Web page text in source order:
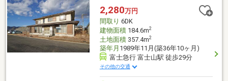
2,280万円
間取り 6DK
建物面積184.6m2
土地面積357.4m2
築年月 1989年11月(築36年10ヶ月)
富士急行 富士山駅 徒歩29分
その他の交通